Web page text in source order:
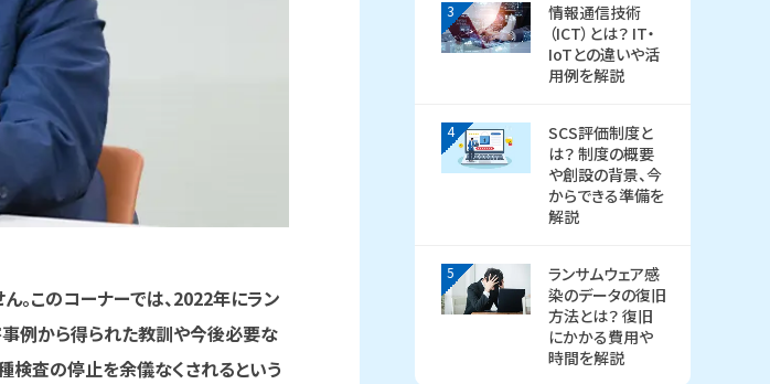
。このコーナーでは、2022年にラン
例から得られた教訓や今後必要な
検査の停止を余儀なくされるという
3
情報通信技術
（ICT）とは？ IT・
IoTとの違いや活
用例を解説
4
SCS評価制度と
は？ 制度の概要
や創設の背景、今
からできる準備を
解説
5
ランサムウェア感
染のデータの復旧
方法とは？ 復旧
にかかる費用や
時間を解説